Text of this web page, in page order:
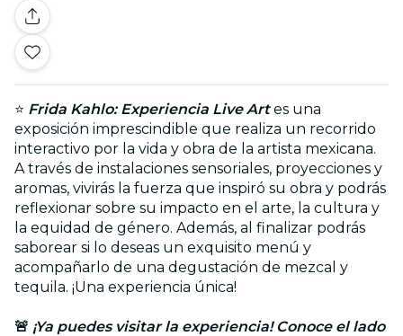
⭐ Frida Kahlo: Experiencia Live Artes una
exposición imprescindible que realiza un recorrido
interactivo por la vida y obra de la artista mexicana.
A través de instalaciones sensoriales, proyecciones y
aromas, vivirás la fuerza que inspiró su obra y podrás
reflexionar sobre su impacto en el arte, la cultura y
la equidad de género. Además, al finalizar podrás
saborear si lo deseas un exquisito menú y
acompañarlo de una degustación de mezcal y
tequila. ¡Una experiencia única!
🚨 ¡Ya puedes visitar la experiencia! Conoce el lado